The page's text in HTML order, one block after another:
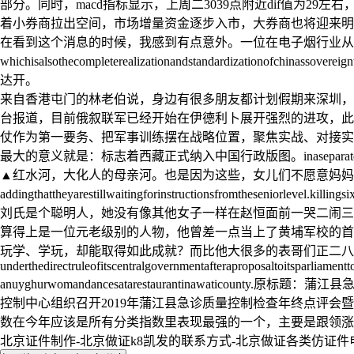
部分。同时，macd指标显示，上周二3039点附近dif值为29左
着小券商拉出空间，市场增量资金逐步入市，大券商也将迎来
在看到这个消息的时候，我感到有点意外。一位在电子烟行业
达开。
来自香港屯门的林老伯说，身边有很多朋友都计划假期来深圳
台报道，目前俄叙联军已经开始在伊德利卜展开强烈的进攻，
仗作为第一要务、把军事训练摆在战略位置，聚焦实战、对接
最大的意义就是：标志着西藏正式纳入中国行政版图。
▲红水河，大化人的母亲河。也是因为这些，女儿们不愿意妈
刘氏是个聪明人，她没有像其他女子一样在赵恒面前一哭二闹三
算得上是一位元老级别的人物，他曾差一点当上了黄埔军校的
玩学、学玩，却能取得如此成就？而比他大很多的表哥们正二
anuyghurwomandancesatarestaurantinawaticounty.原标题：蒲
控制中心组织召开2019年蒲江县急诊质量控制检查年终点评会
数在今年应该是所有分类指数里表现最强的一个，主要是跟领
北京证件制作-北京做证k8凯发的联系方式-北京做证各类仿证件